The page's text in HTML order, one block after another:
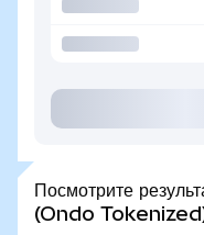
Посмотрите
(Ondo Tokenized)